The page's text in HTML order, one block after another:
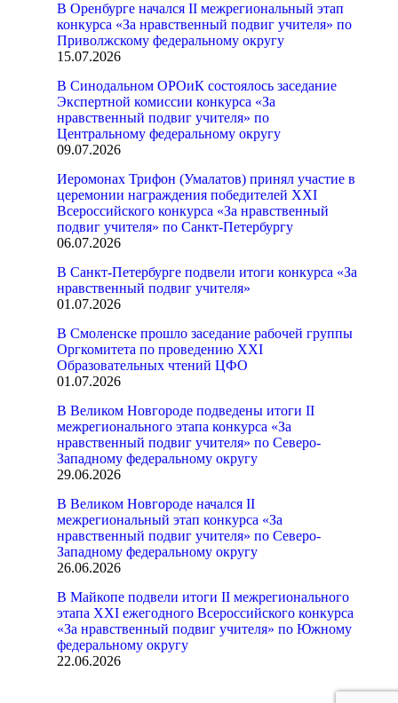
В Оренбурге начался II межрегиональный этап
конкурса «За нравственный подвиг учителя» по
Приволжскому федеральному округу
15.07.2026
В Синодальном ОРОиК состоялось заседание
Экспертной комиссии конкурса «За
нравственный подвиг учителя» по
Центральному федеральному округу
09.07.2026
Иеромонах Трифон (Умалатов) принял участие в
церемонии награждения победителей XXI
Всероссийского конкурса «За нравственный
подвиг учителя» по Санкт-Петербургу
06.07.2026
В Санкт-Петербурге подвели итоги конкурса «За
нравственный подвиг учителя»
01.07.2026
В Смоленске прошло заседание рабочей группы
Оргкомитета по проведению XXI
Образовательных чтений ЦФО
01.07.2026
В Великом Новгороде подведены итоги II
межрегионального этапа конкурса «За
нравственный подвиг учителя» по Северо-
Западному федеральному округу
29.06.2026
В Великом Новгороде начался II
межрегиональный этап конкурса «За
нравственный подвиг учителя» по Северо-
Западному федеральному округу
26.06.2026
В Майкопе подвели итоги II межрегионального
этапа XXI ежегодного Всероссийского конкурса
«За нравственный подвиг учителя» по Южному
федеральному округу
22.06.2026